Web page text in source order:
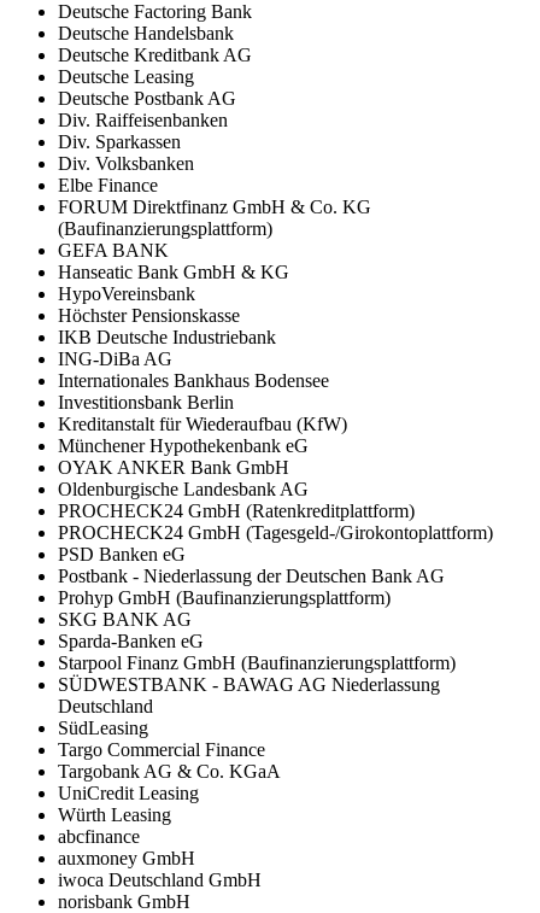
Deutsche Factoring Bank
Deutsche Handelsbank
Deutsche Kreditbank AG
Deutsche Leasing
Deutsche Postbank AG
Div. Raiffeisenbanken
Div. Sparkassen
Div. Volksbanken
Elbe Finance
FORUM Direktfinanz GmbH & Co. KG
(Baufinanzierungsplattform)
GEFA BANK
Hanseatic Bank GmbH & KG
HypoVereinsbank
Höchster Pensionskasse
IKB Deutsche Industriebank
ING-DiBa AG
Internationales Bankhaus Bodensee
Investitionsbank Berlin
Kreditanstalt für Wiederaufbau (KfW)
Münchener Hypothekenbank eG
OYAK ANKER Bank GmbH
Oldenburgische Landesbank AG
PROCHECK24 GmbH (Ratenkreditplattform)
PROCHECK24 GmbH (Tagesgeld-/Girokontoplattform)
PSD Banken eG
Postbank - Niederlassung der Deutschen Bank AG
Prohyp GmbH (Baufinanzierungsplattform)
SKG BANK AG
Sparda-Banken eG
Starpool Finanz GmbH (Baufinanzierungsplattform)
SÜDWESTBANK - BAWAG AG Niederlassung
Deutschland
SüdLeasing
Targo Commercial Finance
Targobank AG & Co. KGaA
UniCredit Leasing
Würth Leasing
abcfinance
auxmoney GmbH
iwoca Deutschland GmbH
norisbank GmbH